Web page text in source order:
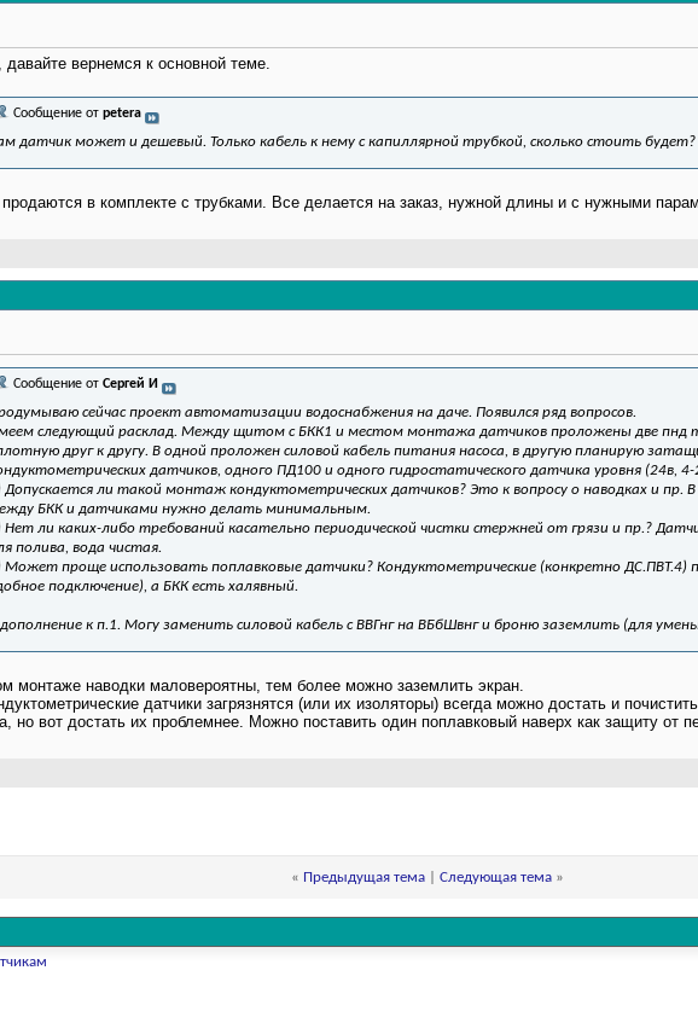
давайте вернемся к основной теме.
Сообщение от petera
датчик может и дешевый. Только кабель к нему с капиллярной трубкой, сколько стоить будет?
продаются в комплекте с трубками. Все делается на заказ, нужной длины и с нужными
Сообщение от Сергей И
сейчас проект автоматизации водоснабжения на даче. Появился ряд вопросов.
следующий расклад. Между щитом с БКК1 и местом монтажа датчиков проложены две
друг к другу. В одной проложен силовой кабель питания насоса, в другую планирую
датчиков, одного ПД100 и одного гидростатического датчика уровня (24в,
Допускается ли такой монтаж кондуктометрических датчиков? Это к вопросу о наводках и пр.
БКК и датчиками нужно делать минимальным.
Нет ли каких-либо требований касательно периодической чистки стержней от грязи и пр.?
полива, вода чистая.
Может проще использовать поплавковые датчики? Кондуктометрические (конкретно
подключение), а БКК есть халявный.
к п.1. Могу заменить силовой кабель с ВВГнг на ВБбШвнг и броню заземлить (для
монтаже наводки маловероятны, тем более можно заземлить экран.
датчики загрязнятся (или их изоляторы) всегда можно достать и
но вот достать их проблемнее. Можно поставить один поплавковый наверх как защиту от
« Предыдущая тема Следующая тема »